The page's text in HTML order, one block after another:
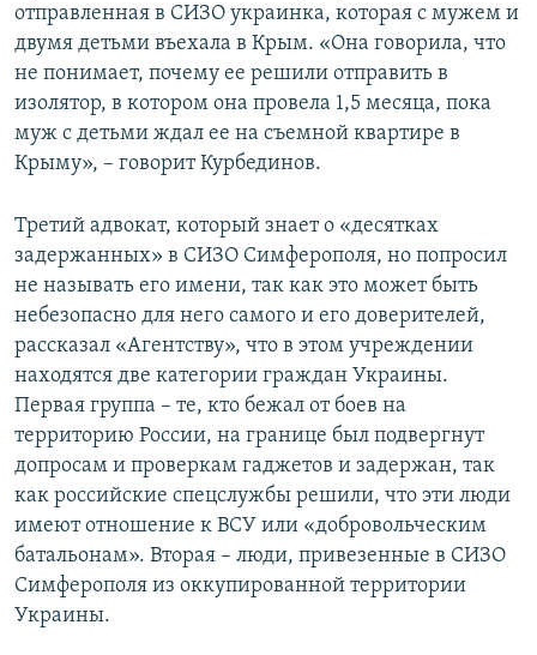
отправленная в СИЗО украинка, которая с мужем и
двумя детьми въехала в Крым. «Она говорила, что
не понимает, почему ее решили отправить в
изолятор, в котором она провела 1,5 месяца, пока
муж с детьми ждал ее на съемной квартире в
Крыму», – говорит Курбединов.
Третий адвокат, который знает о «десятках
задержанных» в СИЗО Симферополя, но попросил
не называть его имени, так как это может быть
небезопасно для него самого и его доверителей,
рассказал «Агентству», что в этом учреждении
находятся две категории граждан Украины.
Первая группа – те, кто бежал от боев на
территорию России, на границе был подвергнут
допросам и проверкам гаджетов и задержан, так
как российские спецслужбы решили, что эти люди
имеют отношение к ВСУ или «добровольческим
батальонам». Вторая – люди, привезенные в СИЗО
Симферополя из оккупированной территории
Украины.